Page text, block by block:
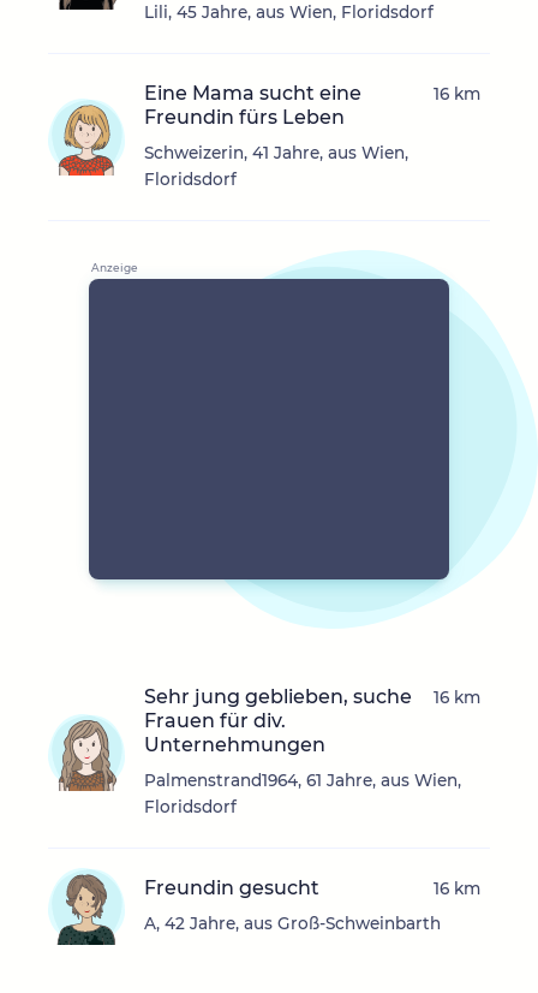
Lili, 45 Jahre, aus Wien, Floridsdorf
Eine Mama sucht eine
Freundin fürs Leben
Schweizerin, 41 Jahre, aus Wien,
Floridsdorf
16 km
Sehr jung geblieben, suche
Frauen für div.
Unternehmungen
Palmenstrand1964, 61 Jahre, aus Wien,
Floridsdorf
16 km
Freundin gesucht
A, 42 Jahre, aus Groß-Schweinbarth
16 km